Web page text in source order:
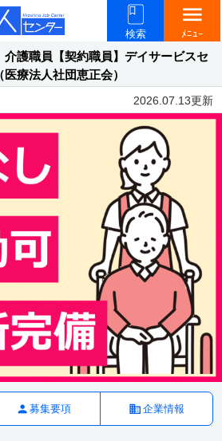
検索
menu
ﾒﾆｭｰ
介護職員【契約職員】デイサービスセ
療法人社団恵正会）
2026.07.13更新
募集要項 企業情報